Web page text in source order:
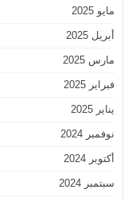
مايو 2025
أبريل 2025
مارس 2025
فبراير 2025
يناير 2025
نوفمبر 2024
أكتوبر 2024
سبتمبر 2024